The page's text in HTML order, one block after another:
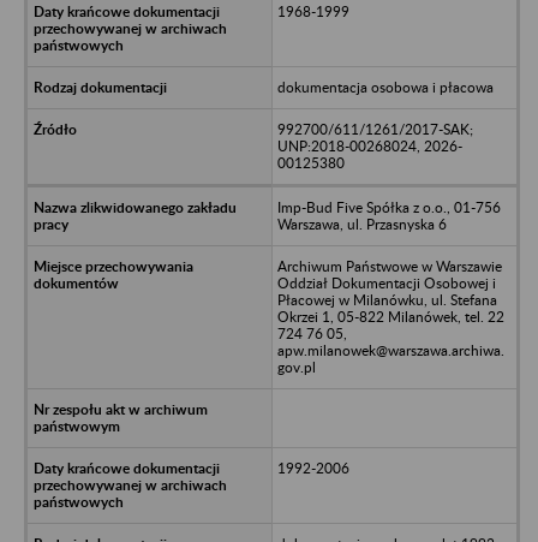
1968-1999
dokumentacja osobowa i płacowa
992700/611/1261/2017-SAK;
UNP:2018-00268024, 2026-
00125380
Imp-Bud Five Spółka z o.o., 01-756
Warszawa, ul. Przasnyska 6
Archiwum Państwowe w Warszawie
Oddział Dokumentacji Osobowej i
Płacowej w Milanówku, ul. Stefana
Okrzei 1, 05-822 Milanówek, tel. 22
724 76 05,
apw.milanowek@warszawa.archiwa.
gov.pl
1992-2006